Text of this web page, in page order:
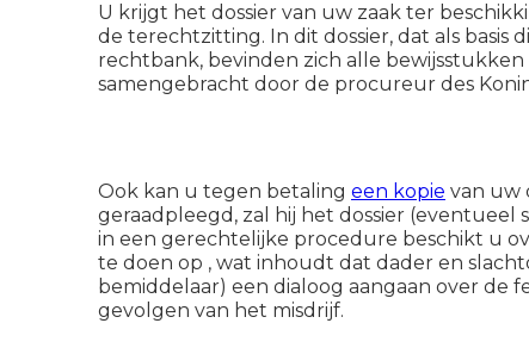
U krijgt het dossier van uw zaak ter
de terechtzitting. In dit dossier, dat als basis
rechtbank, bevinden zich alle
samengebracht door de procureur des
Ook kan u tegen betaling een kopie van uw
geraadpleegd, zal hij het dossier
in een gerechtelijke procedure beschikt u
te doen op , wat inhoudt dat dader en
bemiddelaar) een dialoog aangaan over de
gevolgen van het misdrijf.